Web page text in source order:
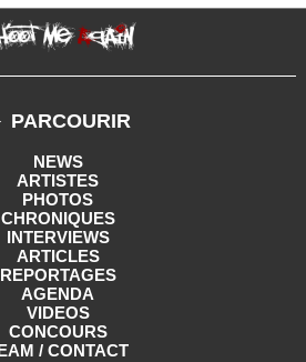
PARCOURIR
NEWS
ARTISTES
PHOTOS
CHRONIQUES
INTERVIEWS
ARTICLES
REPORTAGES
AGENDA
VIDEOS
CONCOURS
/ CONTACT